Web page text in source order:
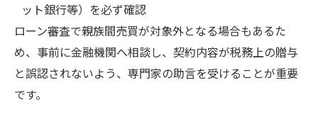
ット銀行等）を必ず確認
ローン審査で親族間売買が対象外となる場合もあるた
め、事前に金融機関へ相談し、契約内容が税務上の贈与
と誤認されないよう、専門家の助言を受けることが重要
です。